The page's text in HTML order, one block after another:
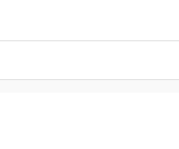
Fansel можно